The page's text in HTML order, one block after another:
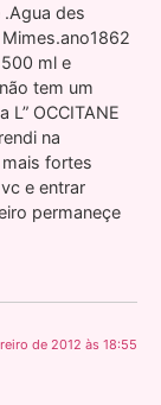
des
ml e
tem um
OCCITANE
na
fortes
e entrar
permaneçe
de 2012 às 18:55